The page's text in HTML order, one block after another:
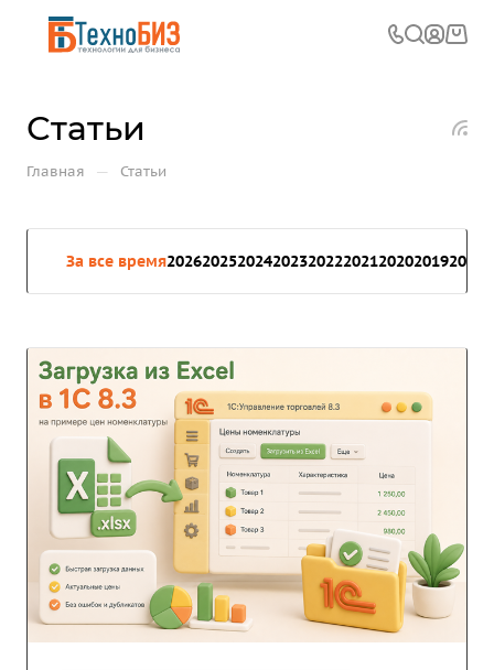
Статьи
Главная — Статьи
За все время202620252024202320222021202020192018